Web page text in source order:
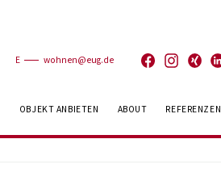
E wohnen@eug.de
OBJEKT ANBIETEN ABOUT REFERENZEN